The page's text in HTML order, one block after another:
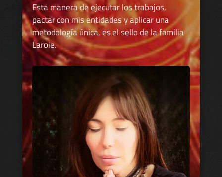
Esta manera de ejecutar los trabajos,
pactar con mis entidades y aplicar una
metodología única, es el sello de la familia
Laroie.